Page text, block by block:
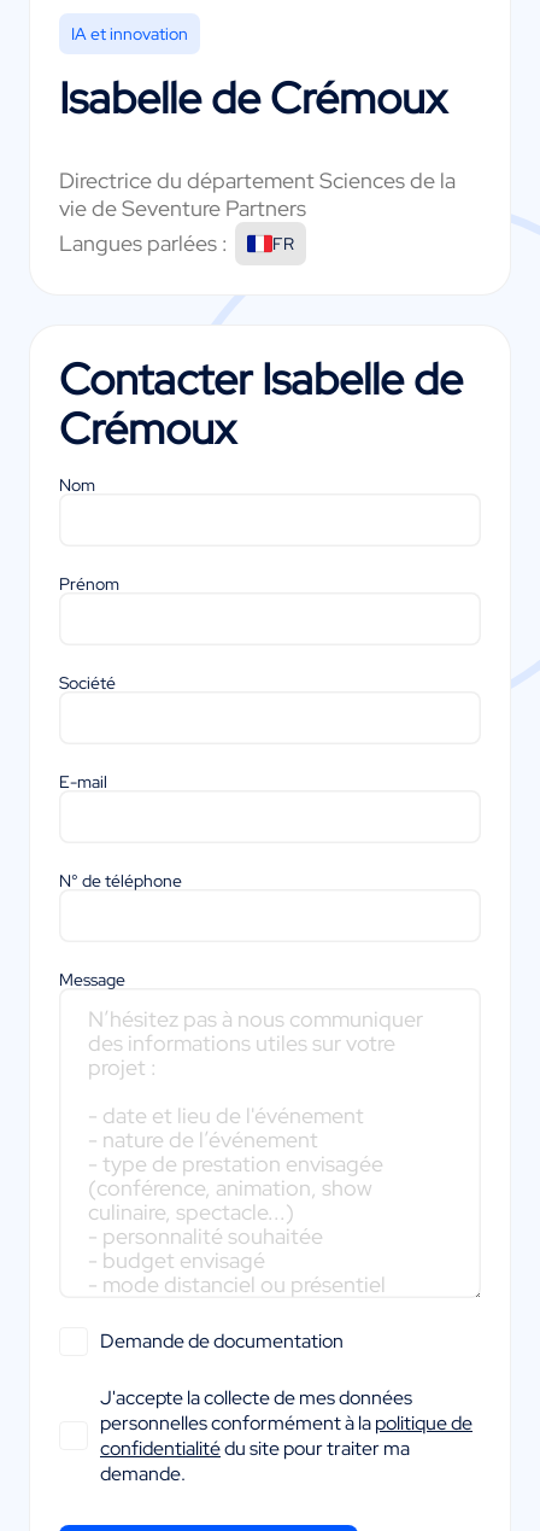
IA et innovation
Isabelle de Crémoux
Directrice du département Sciences de la
vie de Seventure Partners
Langues parlées :
FR
ContacterIsabelle de
Crémoux
Nom
Prénom
Société
E-mail
N° de téléphone
Message
Demande de documentation
J'accepte la collecte de mes données
personnelles conformément à lapolitique de
confidentialitédu site pour traiter ma
demande.